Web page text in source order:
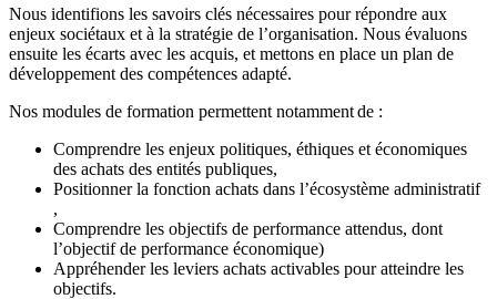
Nous identifions les savoirs clés nécessaires pour répondre aux
enjeux sociétaux et à la stratégie de l’organisation. Nous évaluons
ensuite les écarts avec les acquis, et mettons en place un plan de
développement des compétences adapté.
Nos modules de formation permettent notamment de :
Comprendre les enjeux politiques, éthiques et économiques
des achats des entités publiques​,
Positionner la fonction achats dans l’écosystème administratif​
,
Comprendre les objectifs de performance attendus, dont
l’objectif de performance économique)​
Appréhender les leviers achats activables pour atteindre les
objectifs​.